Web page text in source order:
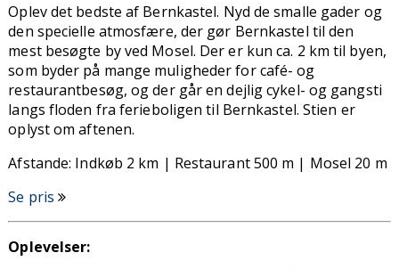
Oplev det bedste af Bernkastel. Nyd de smalle gader og
den specielle atmosfære, der gør Bernkastel til den
mest besøgte by ved Mosel. Der er kun ca. 2 km til byen,
som byder på mange muligheder for café- og
restaurantbesøg, og der går en dejlig cykel- og gangsti
langs floden fra ferieboligen til Bernkastel. Stien er
oplyst om aftenen.
Afstande: Indkøb 2 km | Restaurant 500 m | Mosel 20 m
Se pris
Oplevelser: